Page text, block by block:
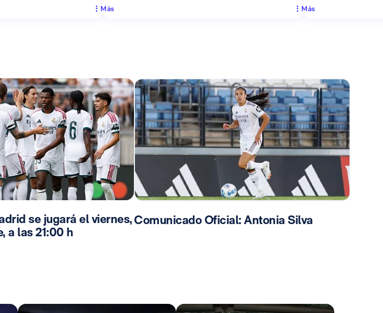
Más Más
se jugará el viernes,
a las 21:00 h
Comunicado Oficial: Antonia Silva